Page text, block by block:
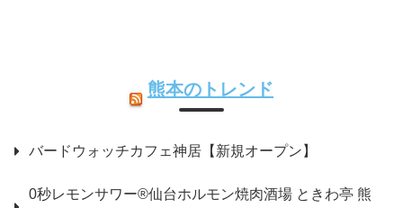
熊本のトレンド
バードウォッチカフェ神居【新規オープン】
0秒レモンサワー®仙台ホルモン焼肉酒場 ときわ亭 熊